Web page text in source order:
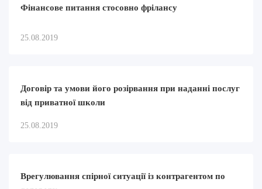
Фінансове питання стосовно фрілансу
25.08.2019
Договір та умови його розірвання при наданні послуг
від приватної школи
25.08.2019
Врегулювання спірної ситуації із контрагентом по